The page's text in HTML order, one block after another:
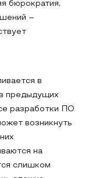
бюрократия,
–
в
предыдущих
разработки ПО
возникнуть
на
слишком